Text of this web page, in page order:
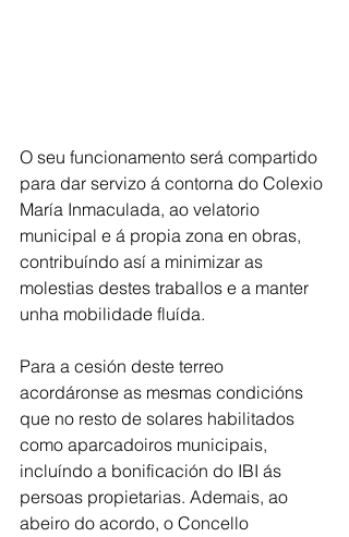
O seu funcionamento será compartido
para dar servizo á contorna do Colexio
María Inmaculada, ao velatorio
municipal e á propia zona en obras,
contribuíndo así a minimizar as
molestias destes traballos e a manter
unha mobilidade fluída.
Para a cesión deste terreo
acordáronse as mesmas condicións
que no resto de solares habilitados
como aparcadoiros municipais,
incluíndo a bonificación do IBI ás
persoas propietarias. Ademais, ao
abeiro do acordo, o Concello